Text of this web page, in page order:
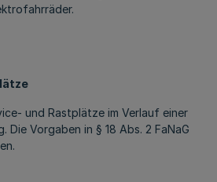
und Rastplätze im Verlauf einer
Die Vorgaben in § 18 Abs. 2 FaNaG